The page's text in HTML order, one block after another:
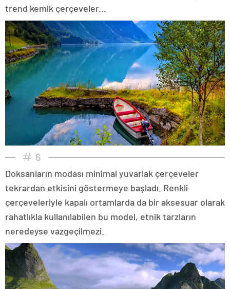
trend kemik çerçeveler...
6
Doksanların modası minimal yuvarlak çerçeveler
tekrardan etkisini göstermeye başladı. Renkli
çerçeveleriyle kapalı ortamlarda da bir aksesuar olarak
rahatlıkla kullanılabilen bu model, etnik tarzların
neredeyse vazgeçilmezi.